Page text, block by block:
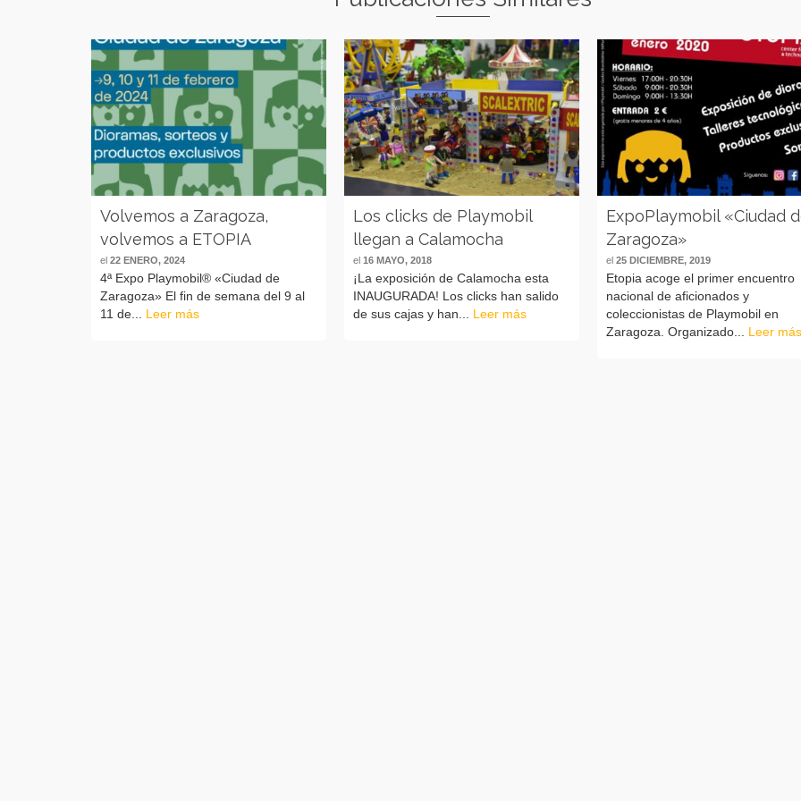
Volvemos a Zaragoza,
volvemos a ETOPIA
el 22 ENERO, 2024
4ª Expo Playmobil® «Ciudad de
Zaragoza» El fin de semana del 9 al
11 de... Leer más
Los clicks de Playmobil
llegan a Calamocha
el16 MAYO, 2018
¡La exposición de Calamocha esta
INAUGURADA! Los clicks han salido
de sus cajas y han... Leer más
ExpoPlaymobil «Ciudad
Zaragoza»
el25 DICIEMBRE, 2019
Etopia acoge el primer encuentro
nacional de aficionados y
coleccionistas de Playmobil en
Zaragoza. Organizado... Leer más